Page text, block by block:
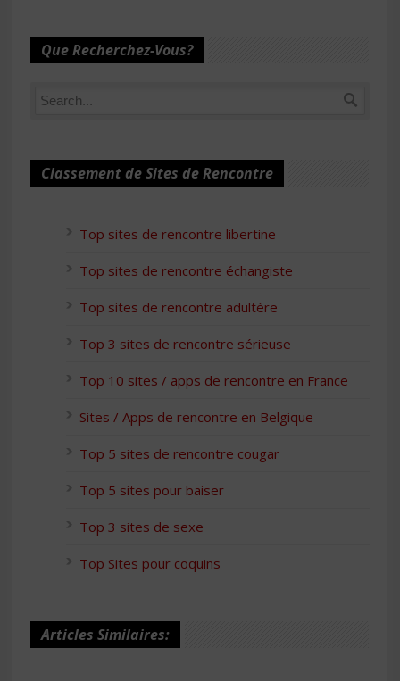
Que Recherchez-Vous?
Classement de Sites de Rencontre
Top sites de rencontre libertine
Top sites de rencontre échangiste
Top sites de rencontre adultère
Top 3 sites de rencontre sérieuse
Top 10 sites / apps de rencontre en France
Sites / Apps de rencontre en Belgique
Top 5 sites de rencontre cougar
Top 5 sites pour baiser
Top 3 sites de sexe
Top Sites pour coquins
Articles Similaires: